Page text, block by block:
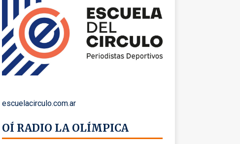
escuelacirculo.com.ar
OÍ RADIO LA OLÍMPICA